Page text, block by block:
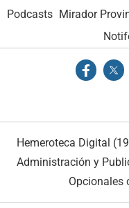
Podcasts Mirador
Hemeroteca Digital
Administración y
Opcionales